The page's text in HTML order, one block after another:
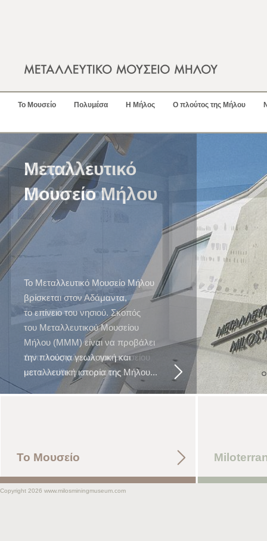
Το Μουσείο Πολυμέσα Η Μήλος Ο πλούτος της Μήλου
Χώροι &
Εκθέματα
Δείτε τους χώρους του μουσείου
και τι εκτίθεται σε αυτούς...
Το Μουσείο
Copyright 2026 www.milosminingmuseum.com